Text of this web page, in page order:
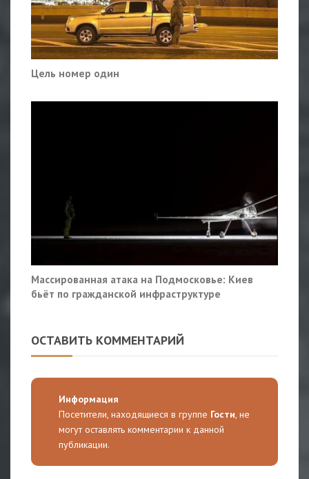
Цель номер один
Массированная атака на Подмосковье: Киев
бьёт по гражданской инфраструктуре
ОСТАВИТЬ КОММЕНТАРИЙ
Информация
Посетители, находящиеся в группе Гости, не
могут оставлять комментарии к данной
публикации.